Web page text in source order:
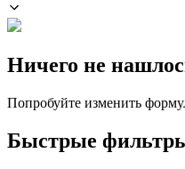
Ничего не
Попробуйте изменить
Быстрые